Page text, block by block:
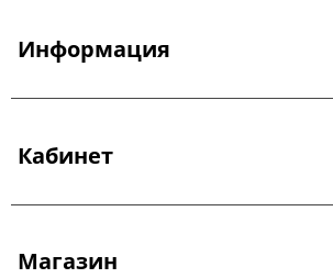
Информация
Кабинет
Магазин